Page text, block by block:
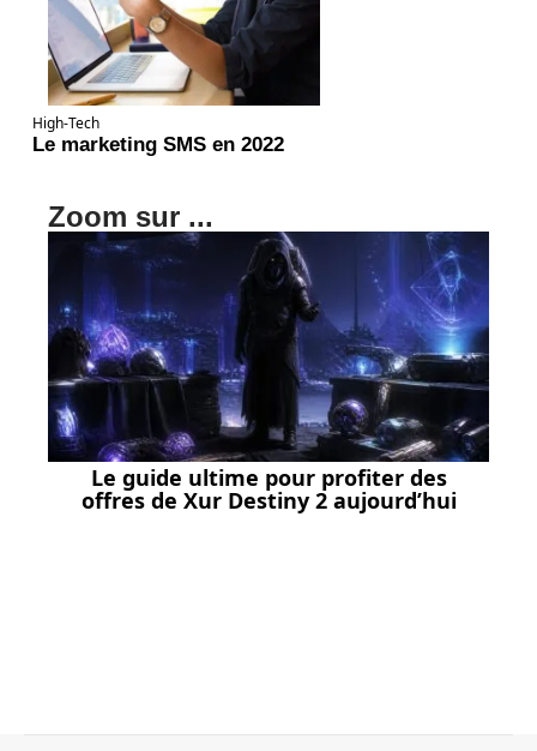
High-Tech
Le marketing SMS en 2022
Zoom sur ...
Le guide ultime pour profiter des
offres de Xur Destiny 2 aujourd’hui